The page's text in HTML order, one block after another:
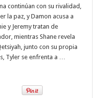
continúan con su rivalidad,
la paz, y Damon acusa a
y Jeremy tratan de
mientras Shane revela
junto con su propia
Tyler se enfrenta a …